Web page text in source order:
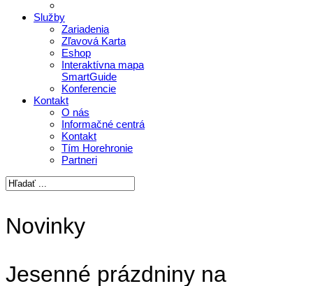
Služby
Zariadenia
Zľavová Karta
Eshop
Interaktívna mapa
SmartGuide
Konferencie
Kontakt
O nás
Informačné centrá
Kontakt
Tím Horehronie
Partneri
Novinky
Jesenné prázdniny na